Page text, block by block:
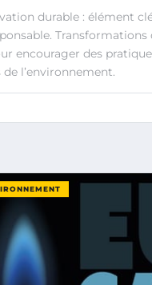
durable : élément
Transformations
encourager des
l’environnement.